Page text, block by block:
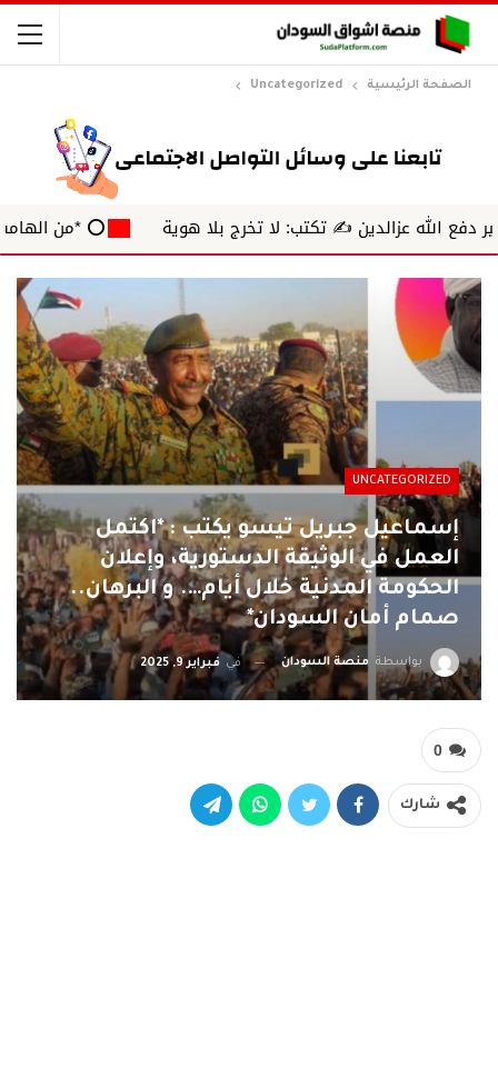
الصفحة الرئيسية Uncategorized
عزالدين ✍️ تكتب: لا تخرج بلا هوية ⭕ *من الهامش* ✍️ بشرى
UNCATEGORIZED
إسماعيل جبريل تيسو يكتب : *اكتمل
العمل في الوثيقة الدستورية، وإعلان
الحكومة المدنية خلال أيام…. و البرهان..
صمام أمان السودان*
بواسطة منصة السودان في فبراير 9, 2025
0
شارك